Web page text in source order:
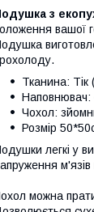
з
вашої
Тканина:
Наповнювач:
Чохол:
Розмір
легкі у
м'язів
можна